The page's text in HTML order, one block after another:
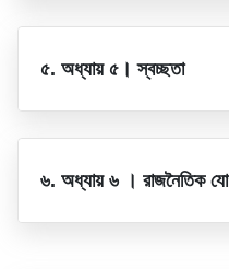
৫. অধ্যায় ৫। স্বচ্ছতা
৬. অধ্যায় ৬ । রাজনৈতিক